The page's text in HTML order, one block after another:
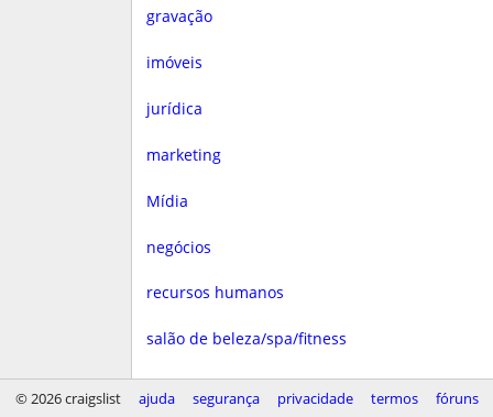
gravação
imóveis
jurídica
marketing
Mídia
negócios
recursos humanos
salão de beleza/spa/fitness
saúde
© 2026 craigslist ajuda segurança privacidade termos fóruns